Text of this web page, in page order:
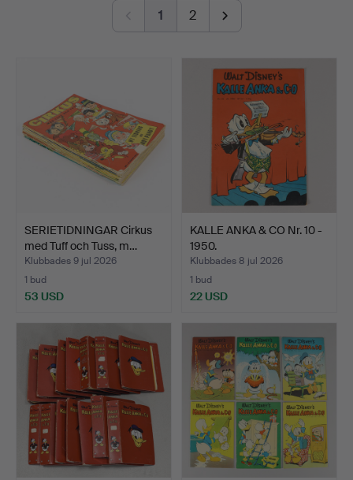
1 2
SERIETIDNINGAR Cirkus
med Tuff och Tuss, m…
Klubbades 9 jul 2026
1 bud
53 USD
KALLE ANKA & CO Nr. 10 -
1950.
Klubbades 8 jul 2026
1 bud
22 USD